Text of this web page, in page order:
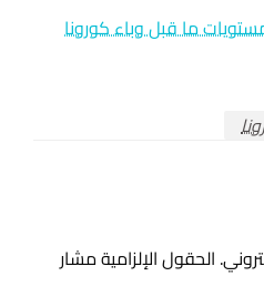
ما قبل وباء كورونا
الحقول الإلزامية مشار